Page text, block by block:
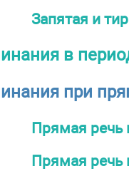
Запятая и
в
при
Прямая речь
Прямая речь